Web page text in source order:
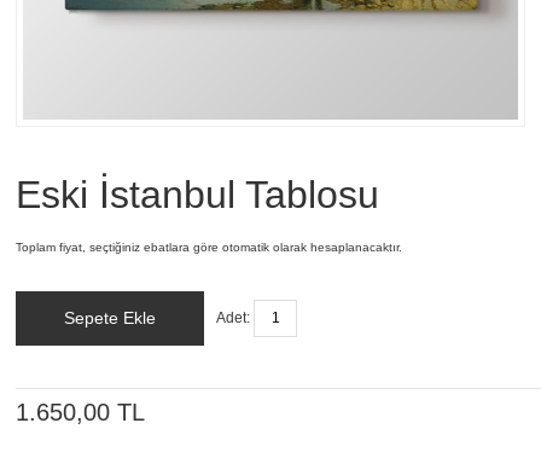
Eski İstanbul Tablosu
Toplam fiyat, seçtiğiniz ebatlara göre otomatik olarak hesaplanacaktır.
Sepete Ekle Adet:
1.650,00 TL